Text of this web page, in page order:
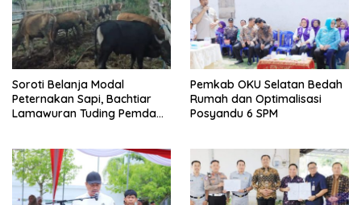
Soroti Belanja Modal
Peternakan Sapi, Bachtiar
Lamawuran Tuding Pemda
Pemkab OKU Selatan Bedah
Rumah dan Optimalisasi
Posyandu 6 SPM